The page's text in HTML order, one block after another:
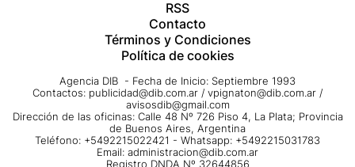
RSS
Contacto
Términos y Condiciones
Política de cookies
Agencia DIB - Fecha de Inicio: Septiembre 1993
Contactos: publicidad@dib.com.ar / vpignaton@dib.com.ar /
avisosdib@gmail.com
Dirección de las oficinas: Calle 48 Nº 726 Piso 4, La Plata; Provincia
de Buenos Aires, Argentina
Teléfono: +5492215022421 - Whatsapp: +5492215031783
Email: administracion@dib.com.ar
Registro DNDA Nº 32644856